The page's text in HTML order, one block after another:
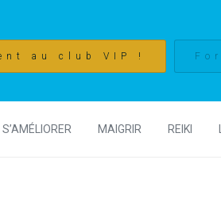
au club VIP !
S’AMÉLIORER MAIGRIR REIKI